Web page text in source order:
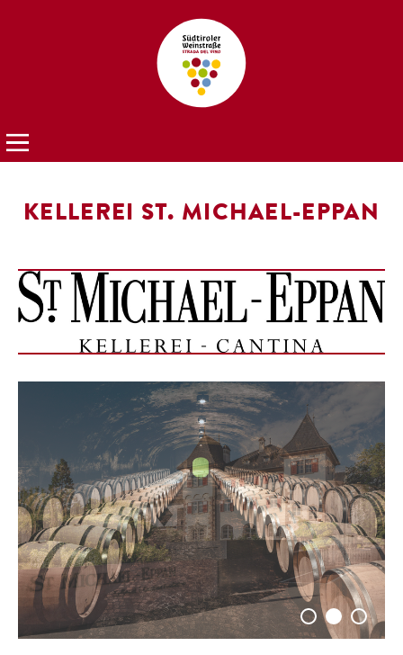
KELLEREI ST. MICHAEL-EPPAN